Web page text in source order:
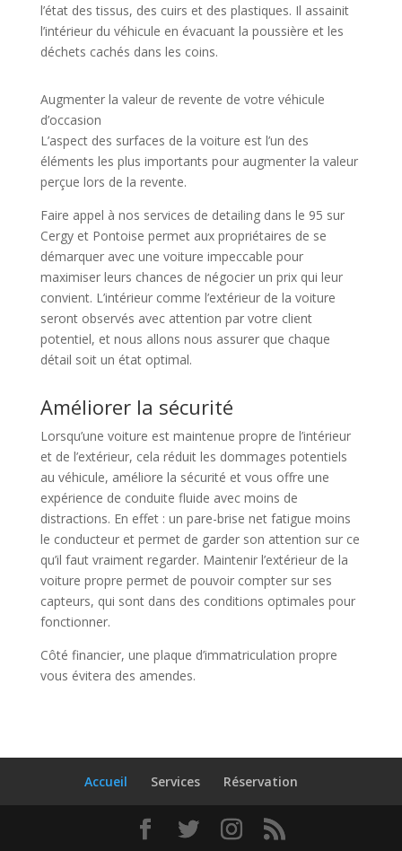
l’état des tissus, des cuirs et des plastiques. Il assainit
l’intérieur du véhicule en évacuant la poussière et les
déchets cachés dans les coins.
Augmenter la valeur de revente de votre véhicule
d’occasion
L’aspect des surfaces de la voiture est l’un des
éléments les plus importants pour augmenter la valeur
perçue lors de la revente.
Faire appel à nos services de detailing dans le 95 sur
Cergy et Pontoise permet aux propriétaires de se
démarquer avec une voiture impeccable pour
maximiser leurs chances de négocier un prix qui leur
convient. L’intérieur comme l’extérieur de la voiture
seront observés avec attention par votre client
potentiel, et nous allons nous assurer que chaque
détail soit un état optimal.
Améliorer la sécurité
Lorsqu’une voiture est maintenue propre de l’intérieur
et de l’extérieur, cela réduit les dommages potentiels
au véhicule, améliore la sécurité et vous offre une
expérience de conduite fluide avec moins de
distractions. En effet : un pare-brise net fatigue moins
le conducteur et permet de garder son attention sur ce
qu’il faut vraiment regarder. Maintenir l’extérieur de la
voiture propre permet de pouvoir compter sur ses
capteurs, qui sont dans des conditions optimales pour
fonctionner.
Côté financier, une plaque d’immatriculation propre
vous évitera des amendes.
Accueil Services Réservation